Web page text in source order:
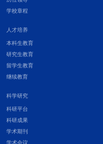
学校章程
人才培养
本科生教育
研究生教育
留学生教育
继续教育
科学研究
科研平台
科研成果
学术期刊
学术会议